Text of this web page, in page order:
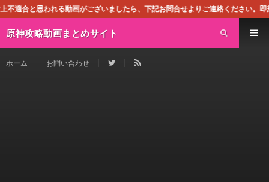
がございましたら、下記お問合せよりご連絡ください。即刻対処させて頂き
原神攻略動画まとめサイト
ホーム お問い合わせ